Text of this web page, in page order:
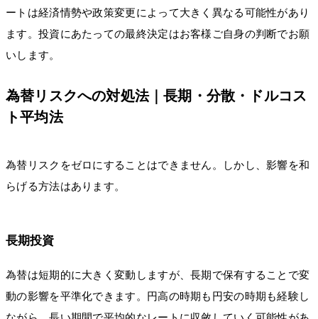
ートは経済情勢や政策変更によって大きく異なる可能性があり
ます。投資にあたっての最終決定はお客様ご自身の判断でお願
いします。
為替リスクへの対処法｜長期・分散・ドルコス
ト平均法
為替リスクをゼロにすることはできません。しかし、影響を和
らげる方法はあります。
長期投資
為替は短期的に大きく変動しますが、長期で保有することで変
動の影響を平準化できます。円高の時期も円安の時期も経験し